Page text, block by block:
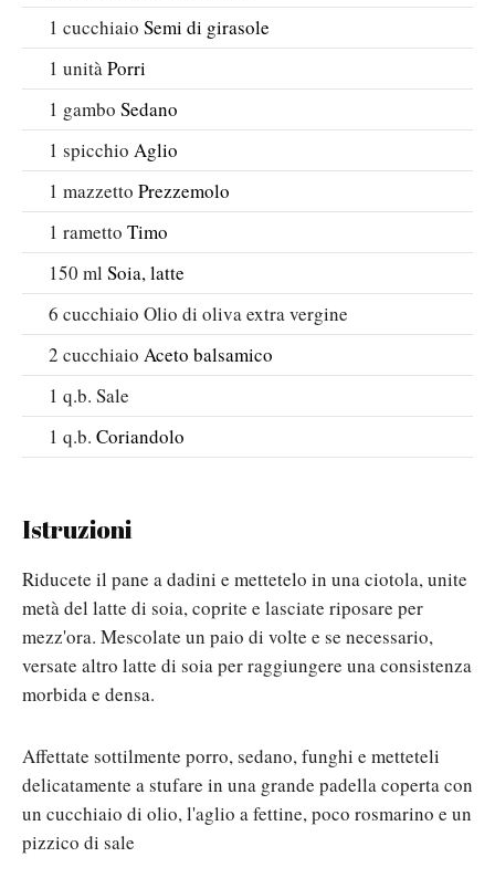
1 cucchiaio Semi di girasole
1 unità Porri
1 gambo Sedano
1 spicchio Aglio
1 mazzetto Prezzemolo
1 rametto Timo
150 ml Soia, latte
6 cucchiaio Olio di oliva extra vergine
2 cucchiaio Aceto balsamico
1 q.b. Sale
1 q.b. Coriandolo
Istruzioni
Riducete il pane a dadini e mettetelo in una ciotola, unite
metà del latte di soia, coprite e lasciate riposare per
mezz'ora. Mescolate un paio di volte e se necessario,
versate altro latte di soia per raggiungere una consistenza
morbida e densa.
Affettate sottilmente porro, sedano, funghi e metteteli
delicatamente a stufare in una grande padella coperta con
un cucchiaio di olio, l'aglio a fettine, poco rosmarino e un
pizzico di sale